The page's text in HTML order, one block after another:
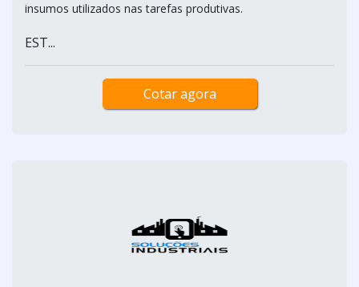
insumos utilizados nas tarefas produtivas.
EST...
Cotar agora